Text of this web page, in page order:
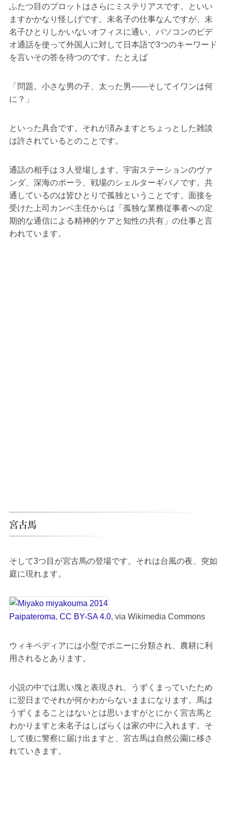
ふたつ目のプロットはさらにミステリアスです。といい
ますかかなり怪しげです。未名子の仕事なんですが、未
名子ひとりしかいないオフィスに通い、パソコンのビデ
オ通話を使って外国人に対して日本語で3つのキーワード
を言いその答を待つのです。たとえば
「問題。小さな男の子、太った男――そしてイワンは何
に？」
といった具合です。それが済みますとちょっとした雑談
は許されているとのことです。
通話の相手は３人登場します。宇宙ステーションのヴァ
ンダ、深海のポーラ、戦場のシェルターギバノです。共
通しているのは皆ひとりで孤独ということです。面接を
受けた上司カンベ主任からは「孤独な業務従事者への定
期的な通信による精神的ケアと知性の共有」の仕事と言
われています。
宮古馬
そして3つ目が宮古馬の登場です。それは台風の夜、突如
庭に現れます。
Paipateroma, CC BY-SA 4.0, via Wikimedia Commons
ウィキペディアには小型でポニーに分類され、農耕に利
用されるとあります。
小説の中では黒い塊と表現され、うずくまっていたため
に翌日までそれが何かわからないままになります。馬は
うずくまることはないとは思いますがとにかく宮古馬と
わかりますと未名子はしばらくは家の中に入れます。そ
して後に警察に届け出ますと、宮古馬は自然公園に移さ
れていきます。